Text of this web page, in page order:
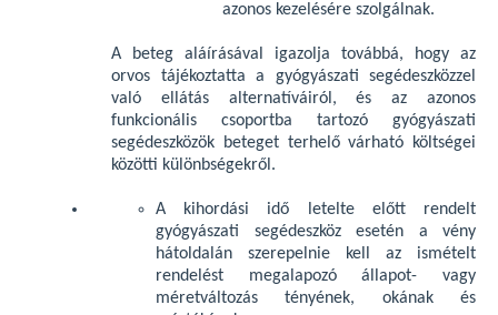
azonos kezelésére szolgálnak.
A beteg aláírásával igazolja továbbá, hogy az
orvos tájékoztatta a gyógyászati segédeszközzel
való ellátás alternatíváiról, és az azonos
funkcionális csoportba tartozó gyógyászati
segédeszközök beteget terhelő várható költségei
közötti különbségekről.
A kihordási idő letelte előtt rendelt
gyógyászati segédeszköz esetén a vény
hátoldalán szerepelnie kell az ismételt
rendelést megalapozó állapot- vagy
méretváltozás tényének, okának és